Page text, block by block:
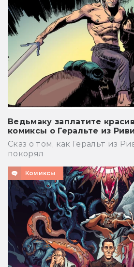
Ведьмаку заплатите
комиксы о Геральте из
Сказ о том, как Геральт из
покорял
Комиксы